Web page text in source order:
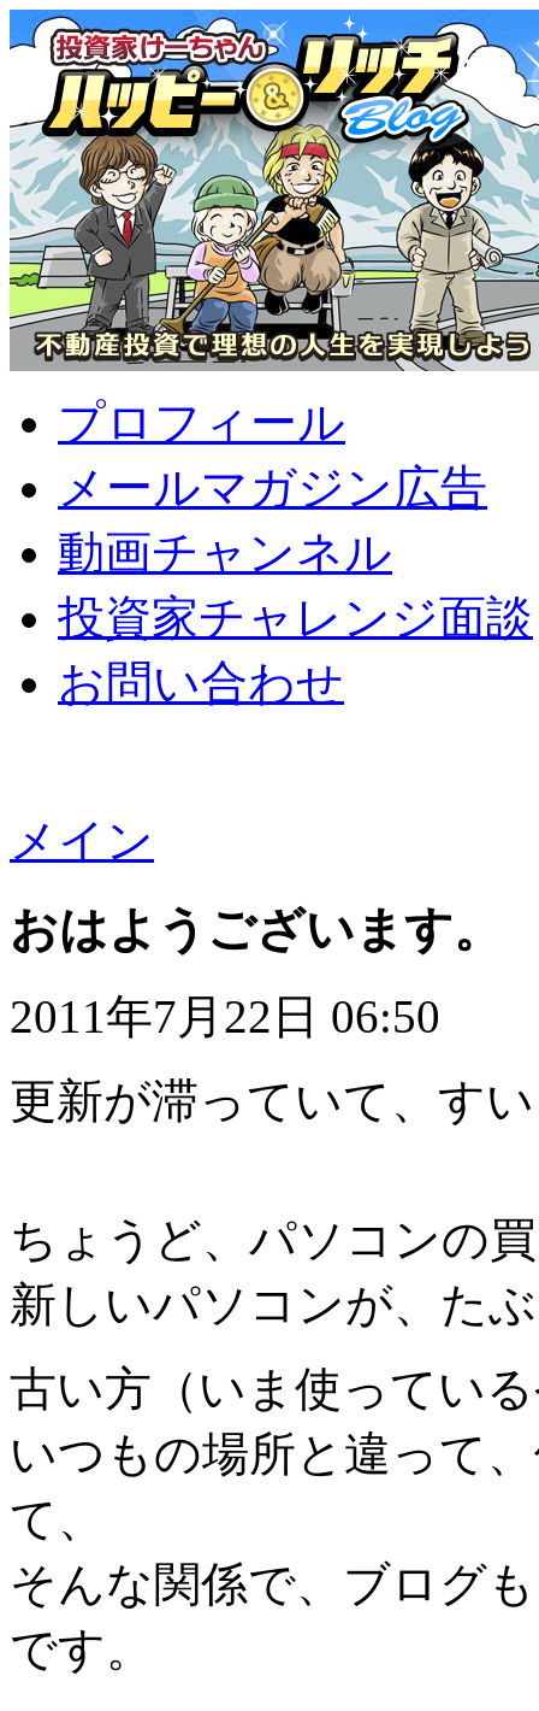
プロフィール
メールマガジン広告
動画チャンネル
投資家チャレンジ面談
お問い合わせ
メイン
おはようございます。
2011年7月22日 06:50
更新が滞っていて、す
ちょうど、パソコンの
新しいパソコンが、た
古い方（いま使ってい
いつもの場所と違って
て、
そんな関係で、ブログ
です。